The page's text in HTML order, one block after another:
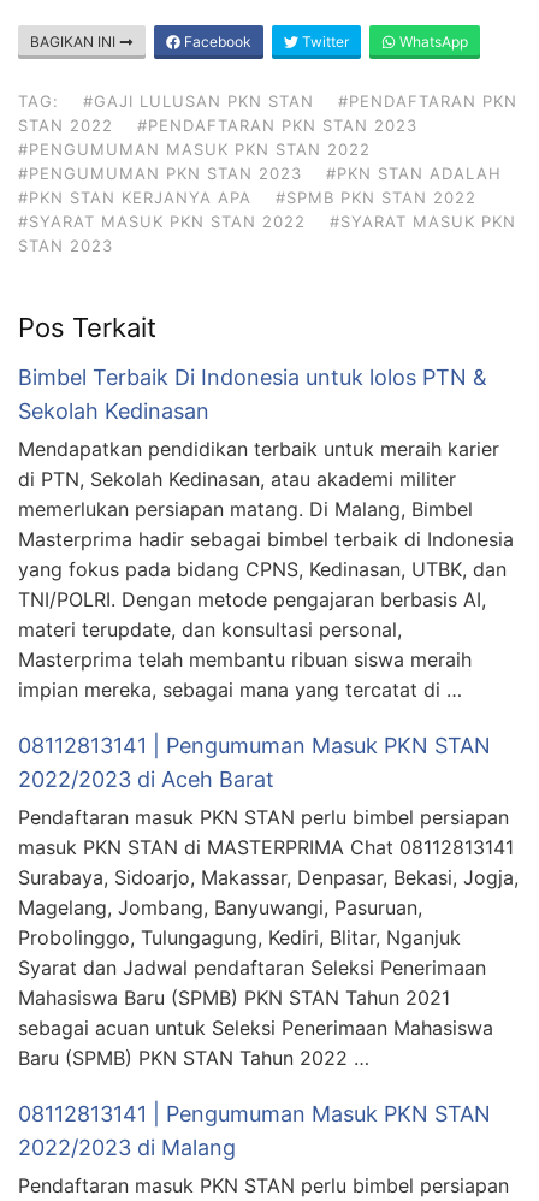
BAGIKAN INI Facebook Twitter WhatsApp
TAG: #GAJI LULUSAN PKN STAN
#PENDAFTARAN PKN
STAN 2022
#PENDAFTARAN PKN STAN 2023
#PENGUMUMAN MASUK PKN STAN 2022
#PENGUMUMAN PKN STAN 2023
#PKN STAN ADALAH
#PKN STAN KERJANYA APA
#SPMB PKN STAN 2022
#SYARAT MASUK PKN STAN 2022
#SYARAT MASUK PKN
STAN 2023
Pos Terkait
Bimbel Terbaik Di Indonesia untuk lolos PTN &
Sekolah Kedinasan
Mendapatkan pendidikan terbaik untuk meraih karier
di PTN, Sekolah Kedinasan, atau akademi militer
memerlukan persiapan matang. Di Malang, Bimbel
Masterprima hadir sebagai bimbel terbaik di Indonesia
yang fokus pada bidang CPNS, Kedinasan, UTBK, dan
TNI/POLRI. Dengan metode pengajaran berbasis AI,
materi terupdate, dan konsultasi personal,
Masterprima telah membantu ribuan siswa meraih
impian mereka, sebagai mana yang tercatat di …
08112813141 | Pengumuman Masuk PKN STAN
2022/2023 di Aceh Barat
Pendaftaran masuk PKN STAN perlu bimbel persiapan
masuk PKN STAN di MASTERPRIMA Chat 08112813141
Surabaya, Sidoarjo, Makassar, Denpasar, Bekasi, Jogja,
Magelang, Jombang, Banyuwangi, Pasuruan,
Probolinggo, Tulungagung, Kediri, Blitar, Nganjuk
Syarat dan Jadwal pendaftaran Seleksi Penerimaan
Mahasiswa Baru (SPMB) PKN STAN Tahun 2021
sebagai acuan untuk Seleksi Penerimaan Mahasiswa
Baru (SPMB) PKN STAN Tahun 2022 …
08112813141 | Pengumuman Masuk PKN STAN
2022/2023 di Malang
Pendaftaran masuk PKN STAN perlu bimbel persiapan